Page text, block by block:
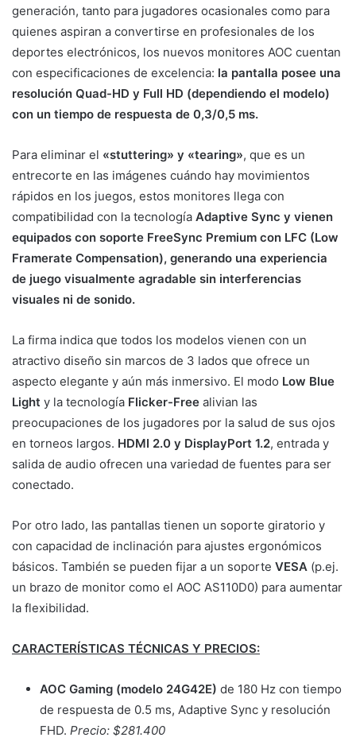
generación, tanto para jugadores ocasionales como para
quienes aspiran a convertirse en profesionales de los
deportes electrónicos, los nuevos monitores AOC cuentan
con especificaciones de excelencia: la pantalla posee una
resolución Quad-HD y Full HD (dependiendo el modelo)
con un tiempo de respuesta de 0,3/0,5 ms.
Para eliminar el «stuttering» y «tearing», que es un
entrecorte en las imágenes cuándo hay movimientos
rápidos en los juegos, estos monitores llega con
compatibilidad con la tecnología Adaptive Sync y vienen
equipados con soporte FreeSync Premium con LFC (Low
Framerate Compensation), generando una experiencia
de juego visualmente agradable sin interferencias
visuales ni de sonido.
La firma indica que todos los modelos vienen con un
atractivo diseño sin marcos de 3 lados que ofrece un
aspecto elegante y aún más inmersivo. El modo Low Blue
Light y la tecnología Flicker-Free alivian las
preocupaciones de los jugadores por la salud de sus ojos
en torneos largos. HDMI 2.0 y DisplayPort 1.2, entrada y
salida de audio ofrecen una variedad de fuentes para ser
conectado.
Por otro lado, las pantallas tienen un soporte giratorio y
con capacidad de inclinación para ajustes ergonómicos
básicos. También se pueden fijar a un soporte VESA (p.ej.
un brazo de monitor como el AOC AS110D0) para aumentar
la flexibilidad.
CARACTERÍSTICAS TÉCNICAS Y PRECIOS:
AOC Gaming (modelo 24G42E) de 180 Hz con tiempo
de respuesta de 0.5 ms, Adaptive Sync y resolución
FHD. Precio: $281.400